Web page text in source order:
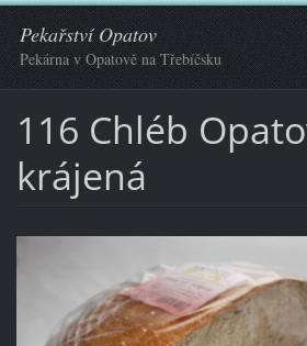
Pekařství Opatov
Pekárna v Opatově na Třebíčsku
116 Chléb
krájená